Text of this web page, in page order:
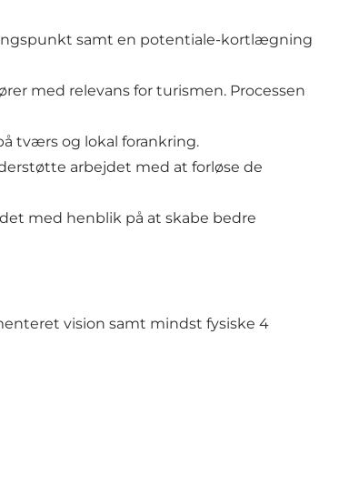
samt en potentiale-kortlægning
med relevans for turismen. Processen
tværs og lokal forankring.
arbejdet med at forløse de
med henblik på at skabe bedre
vision samt mindst fysiske 4